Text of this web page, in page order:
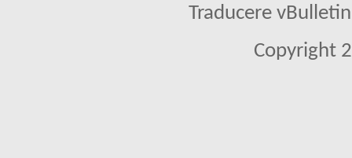
Traducere
Copyright